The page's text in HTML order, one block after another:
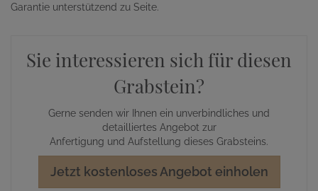
Garantie unterstützend zu Seite.
Sie interessieren sich für diesen
Grabstein?
Gerne senden wir Ihnen ein unverbindliches und
detailliertes Angebot zur
Anfertigung und Aufstellung dieses Grabsteins.
Jetzt kostenloses Angebot einholen